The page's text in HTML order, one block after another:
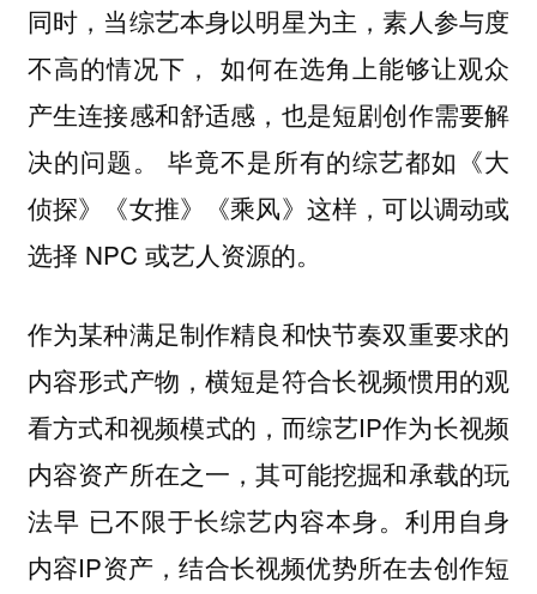
同时，当综艺本身以明星为主，素人参与度
不高的情况下， 如何在选角上能够让观众
产生连接感和舒适感，也是短剧创作需要解
决的问题。
毕竟不是所有的综艺都如《大
侦探》《女推》《乘风》这样，可以调动或
选择 NPC 或艺人资源的。
作为某种满足制作精良和快节奏双重要求的
内容形式产物，横短是符合长视频惯用的观
看方式和视频模式的，而综艺IP作为长视频
内容资产所在之一，其可能挖掘和承载的玩
法早 已不限于长综艺内容本身。利用自身
内容IP资产，结合长视频优势所在去创作短